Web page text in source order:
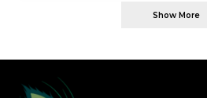
Show More